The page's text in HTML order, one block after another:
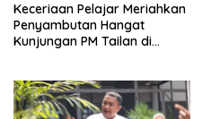
Keceriaan Pelajar Meriahkan
Penyambutan Hangat
Kunjungan PM Tailan di